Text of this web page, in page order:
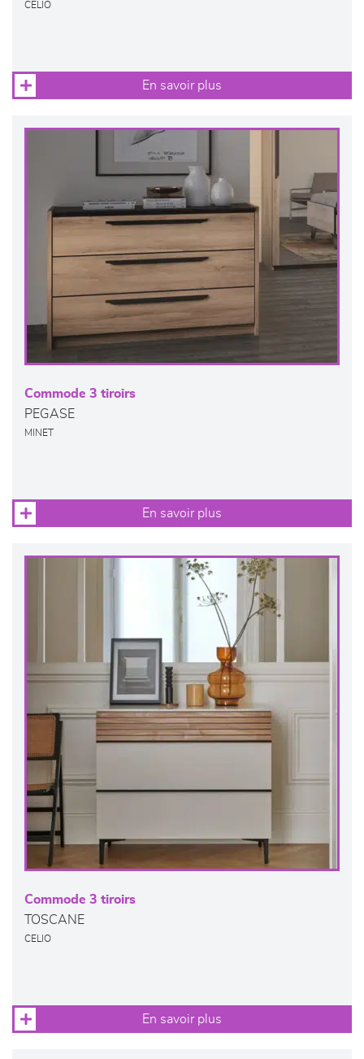
CELIO
En savoir plus
Commode 3 tiroirs
PEGASE
MINET
En savoir plus
Commode 3 tiroirs
TOSCANE
CELIO
En savoir plus